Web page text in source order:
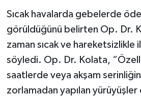
Sıcak havalarda gebelerde
görüldüğünü belirten Op. Dr.
zaman sıcak ve hareketsizlikle
söyledi. Op. Dr. Kolata,
saatlerde veya akşam
zorlamadan yapılan yürüyüşler